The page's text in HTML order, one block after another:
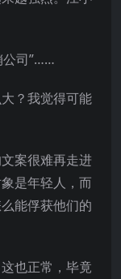
公司”……
？我觉得可能
案很难再走进
是年轻人，而
能俘获他们的
也正常，毕竟